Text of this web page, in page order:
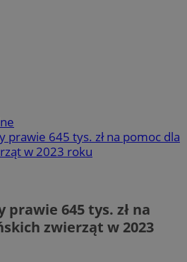
prawie 645 tys. zł na pomoc dla
w 2023 roku
prawie 645 tys. zł na
zwierząt w 2023